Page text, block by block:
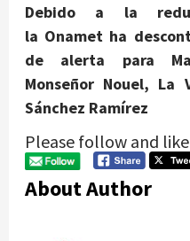
Debido a la
la Onamet ha
de alerta para
Monseñor Nouel, La
Sánchez Ramírez
Please follow and
About Author